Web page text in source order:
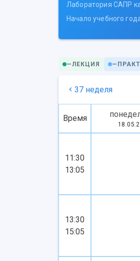
Лаборатория САПР
Начало учебного
—ЛЕКЦИЯ —
37 неделя
Время
11:30
13:05
13:30
15:05